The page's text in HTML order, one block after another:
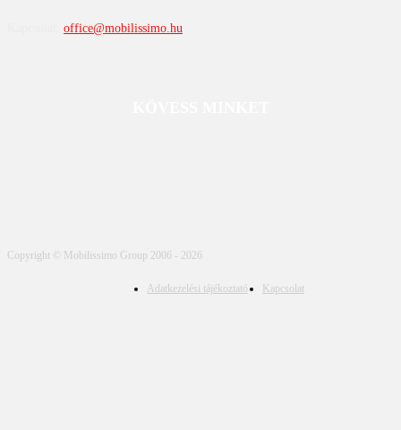
office@mobilissimo.hu
Copyright © Mobilissimo Group 2006 - 2026
Adatkezelési tájékoztató Kapcsolat